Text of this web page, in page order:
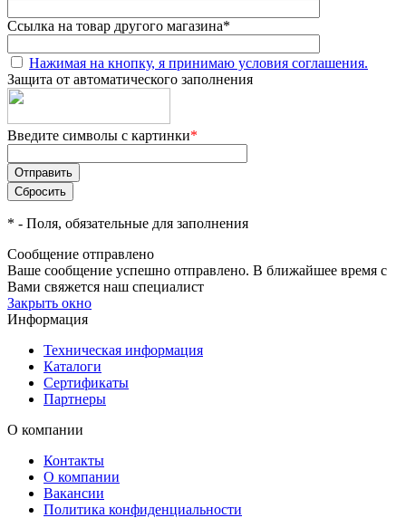
Ссылка на товар другого магазина*
Нажимая на кнопку, я принимаю условия соглашения.
Защита от автоматического заполнения
Введите символы с картинки*
* - Поля, обязательные для заполнения
Сообщение отправлено
Ваше сообщение успешно отправлено. В ближайшее время с
Вами свяжется наш специалист
Закрыть окно
Информация
Техническая информация
Каталоги
Сертификаты
Партнеры
О компании
Контакты
О компании
Вакансии
Политика конфиденциальности